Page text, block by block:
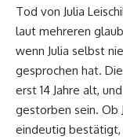
Tod von Julia
laut mehreren
wenn Julia selbst
gesprochen hat.
erst 14 Jahre alt,
gestorben sein. Ob
eindeutig bestätigt,